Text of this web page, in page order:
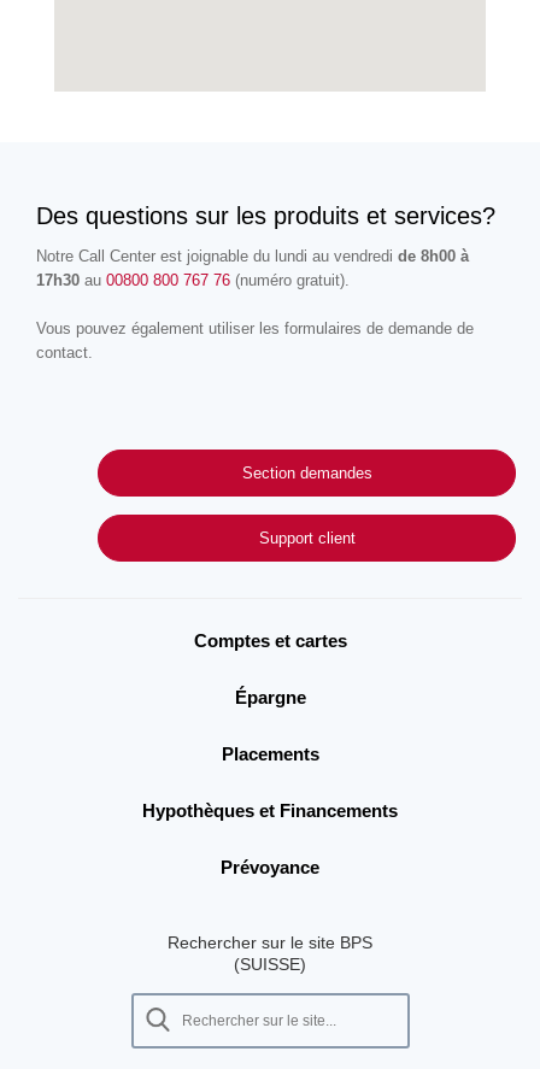
Des questions sur les produits et services?
Notre Call Center est joignable du lundi au vendredi de 8h00 à
17h30 au 00800 800 767 76 (numéro gratuit).
Vous pouvez également utiliser les formulaires de demande de
contact.
Section demandes
Support client
Comptes et cartes
Épargne
Placements
Hypothèques et Financements
Prévoyance
Rechercher sur le site BPS
(SUISSE)